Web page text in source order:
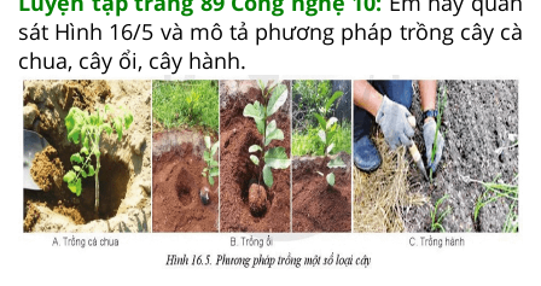
sát Hình 16/5 và mô tả phương pháp trồng cây cà
chua, cây ổi, cây hành.